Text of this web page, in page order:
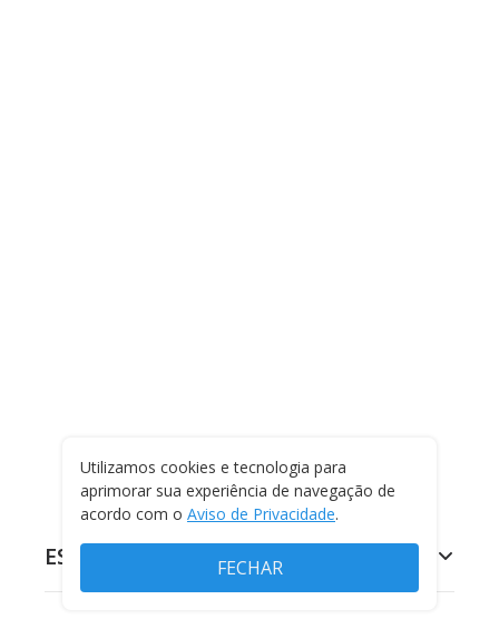
ESPORTES
Utilizamos cookies e tecnologia para
aprimorar sua experiência de navegação de
acordo com o Aviso de Privacidade.
FECHAR